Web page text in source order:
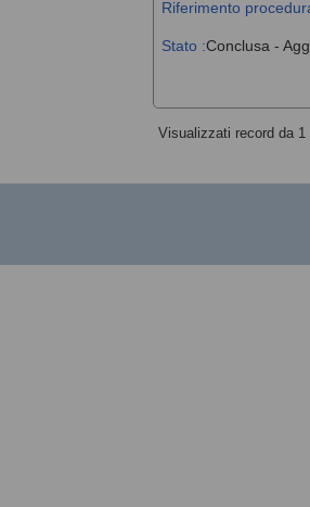
Riferimento
Stato :Conclusa -
Visualizzati record da 1